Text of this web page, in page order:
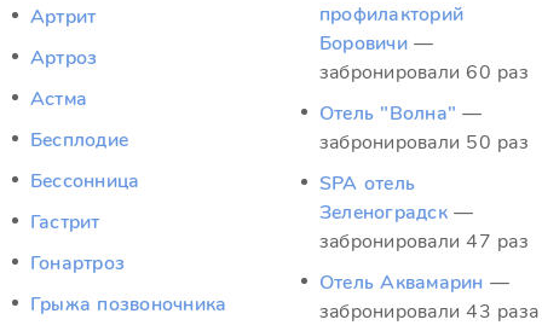
Артрит
Артроз
Астма
Бесплодие
Бессонница
Гастрит
Гонартроз
Грыжа позвоночника
профилакторий
Боровичи —
забронировали 60 раз
Отель "Волна" —
забронировали 50 раз
SPA отель
Зеленоградск —
забронировали 47 раз
Отель Аквамарин —
забронировали 43 раза